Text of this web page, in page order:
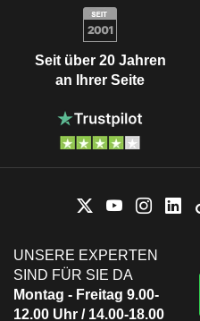
Seit über 20 Jahren
an Ihrer Seite
UNSERE EXPERTEN
SIND FÜR SIE DA
Montag - Freitag 9.00-
12.00 Uhr / 14.00-18.00